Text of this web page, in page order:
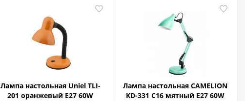
Лампа настольная Uniel TLI-
201 оранжевый E27 60W
Лампа настольная CAMELION
KD-331 C16 мятный E27 60W